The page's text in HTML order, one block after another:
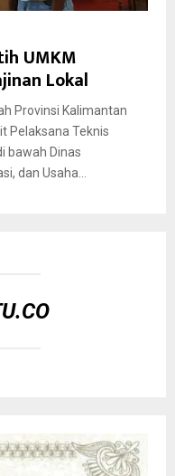
UMKM
Lokal
Provinsi Kalimantan
Pelaksana Teknis
bawah Dinas
dan Usaha...